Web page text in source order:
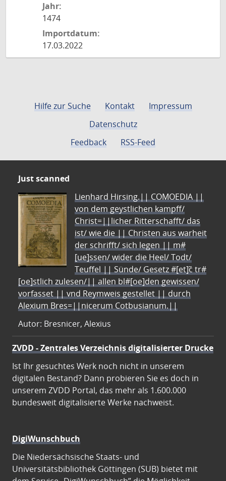
Jahr:
1474
Importdatum:
17.03.2022
Hilfe zur Suche Kontakt
Impressum
Datenschutz
Feedback
RSS-Feed
Just scanned
Lienhard Hirsing.|| COMOEDIA ||
von dem geystlichen kampff/
Christ=||licher Ritterschafft/ das
ist/ wie die || Christen aus warheit
der schrifft/ sich legen || m#
[ue]ssen/ wider die Heel/ Todt/
Teuffel || Sünde/ Gesetz #[et]c̃ tr#
[oe]stlich zulesen/|| allen bl#[oe]den gewissen/
vorfasset || vnd Reymweis gestellet || durch
Alexium Bres=||nicerum Cotbusianum.||
Autor: Bresnicer, Alexius
ZVDD - Zentrales Verzeichnis digitalisierter Drucke
Ist Ihr gesuchtes Werk noch nicht in unserem
digitalen Bestand? Dann probieren Sie es doch in
unserem ZVDD Portal, das mehr als 1.600.000
bundesweit digitalisierte Werke nachweist.
DigiWunschbuch
Die Niedersächsische Staats- und
Universitätsbibliothek Göttingen (SUB) bietet mit